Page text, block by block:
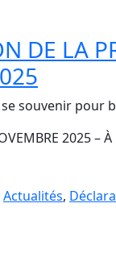
DE LA
souvenir pour
2025 –
Actualités,